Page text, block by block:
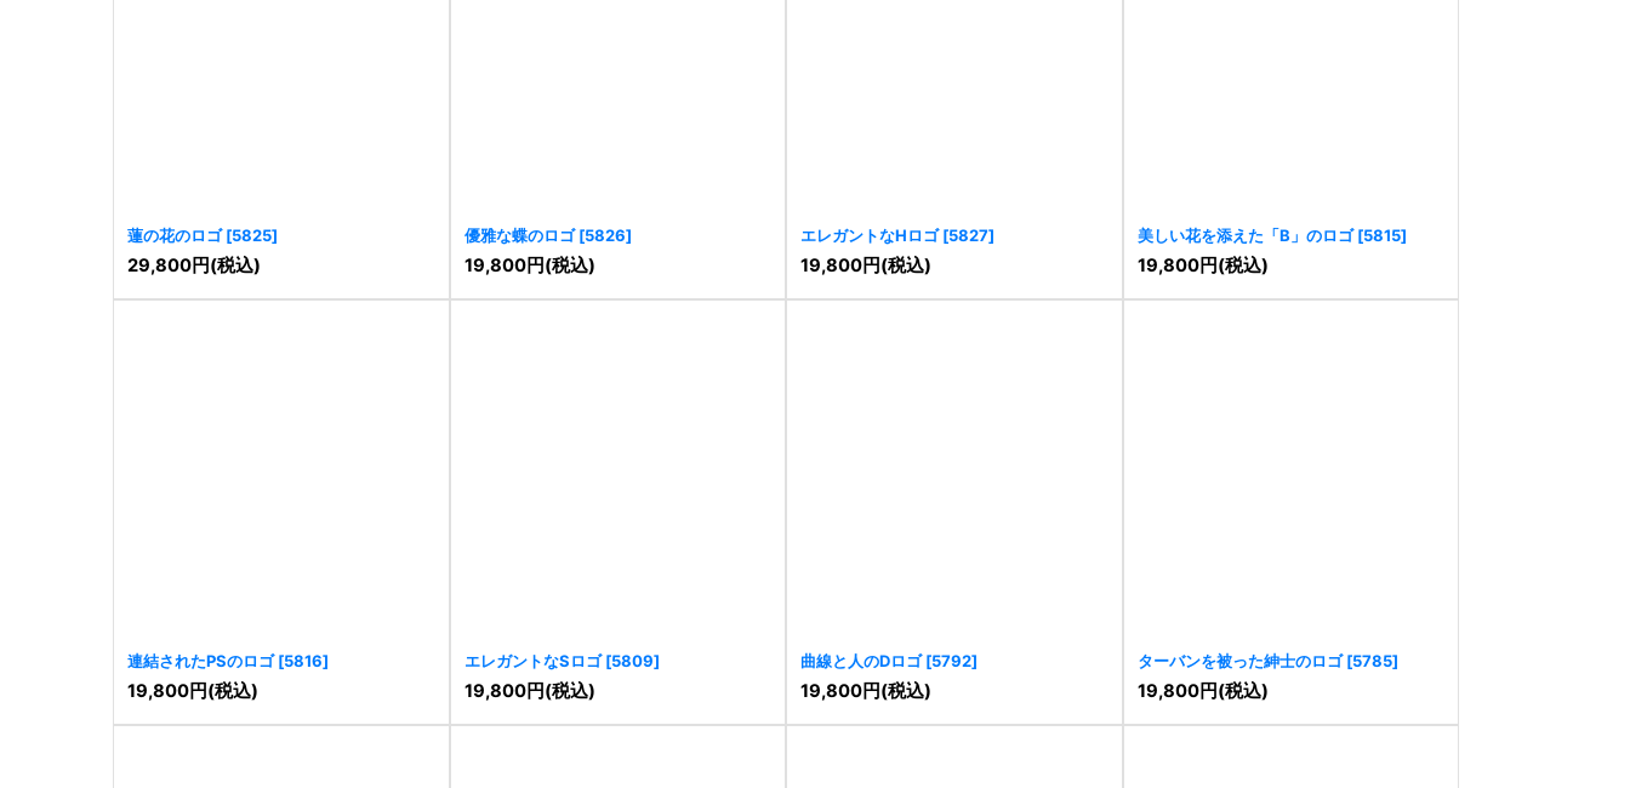
蓮の花のロゴ [5825]
29,800円(税込)
優雅な蝶のロゴ [5826]
19,800円(税込)
エレガントなHロゴ [5827]
19,800円(税込)
美しい花を添えた「B」のロゴ [5815]
19,800円(税込)
連結されたPSのロゴ [5816]
19,800円(税込)
エレガントなSロゴ [5809]
19,800円(税込)
曲線と人のDロゴ [5792]
19,800円(税込)
ターバンを被った紳士のロゴ [5785]
19,800円(税込)